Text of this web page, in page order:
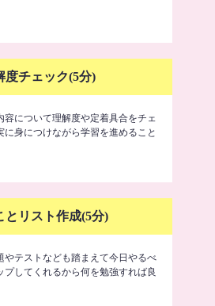
度チェック(5分)
容について理解度や定着具合をチェ
に身につけながら学習を進めること
とリスト作成(5分)
やテストなども踏まえて今日やるべ
プしてくれるから何を勉強すれば良